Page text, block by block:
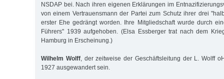
NSDAP bei. Nach ihren eigenen Erklärungen im
von einem Vertrauensmann der Partei zum Schutz ihrer drei
erster Ehe gedrängt worden. Ihre Mitgliedschaft wurde durch
Führers" 1939 aufgehoben. (Elsa Essberger trat nach dem
Hamburg in Erscheinung.)
Wilhelm Wolff, der zeitweise der Geschäftsleitung der L. Wolff
1927 ausgewandert sein.